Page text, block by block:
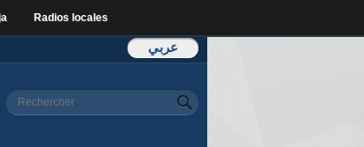
Radios locales
عربي
Formulaire de
Rechercher